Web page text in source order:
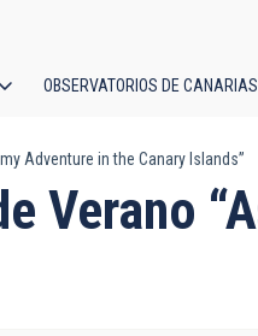
OBSERVATORIOS DE CANARIAS
Adventure in the Canary Islands”
Verano